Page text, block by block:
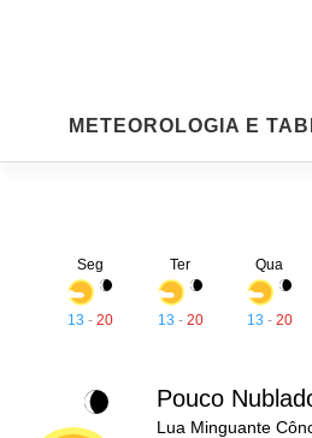
METEOROLOGIA E
Lua Minguante
Pouco
Seg
13 -20
Ter
13 - 20
Qua
13 - 20